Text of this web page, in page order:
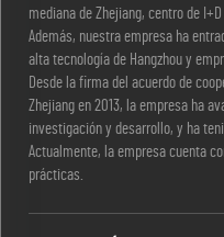
mediana de Zhejiang, centro de
Además, nuestra empresa ha
alta tecnología de Hangzhou y
Desde la firma del acuerdo de
Zhejiang en 2013, la empresa ha
investigación y desarrollo, y ha
Actualmente, la empresa cuenta
prácticas.